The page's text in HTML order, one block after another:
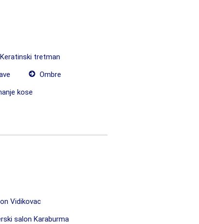
Keratinski tretman
Ombre
kose
Vidikovac
salon Karaburma